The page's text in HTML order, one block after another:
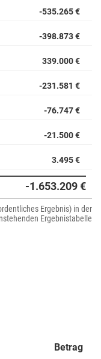
-535.265 €
-398.873 €
339.000 €
-231.581 €
-76.747 €
-21.500 €
3.495 €
-1.653.209 €
Ergebnis) in der
Ergebnistabelle
Betrag